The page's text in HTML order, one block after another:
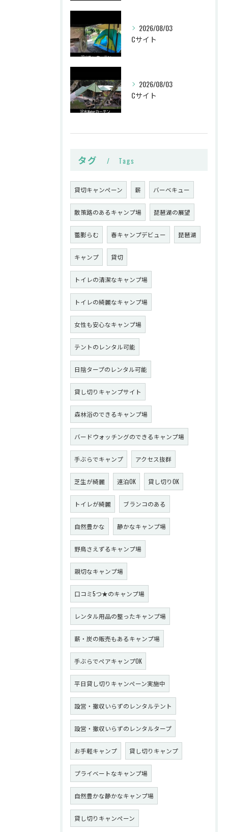
2026/08/03
Cサイト
2026/08/03
Cサイト
タグ Tags
貸切キャンペーン 薪 バーベキュー
散策路のあるキャンプ場 琵琶湖の展望
蕾膨らむ 春キャンプデビュー 琵琶湖
キャンプ 貸切
トイレの清潔なキャンプ場
トイレの綺麗なキャンプ場
女性も安心なキャンプ場
テントのレンタル可能
日陰タープのレンタル可能
貸し切りキャンプサイト
森林浴のできるキャンプ場
バードウォッチングのできるキャンプ場
手ぶらでキャンプ アクセス抜群
芝生が綺麗 連泊OK 貸し切りOK
トイレが綺麗 ブランコのある
自然豊かな 静かなキャンプ場
野鳥さえずるキャンプ場
親切なキャンプ場
口コミ5つ★のキャンプ場
レンタル用品の整ったキャンプ場
薪・炭の販売もあるキャンプ場
手ぶらでペアキャンプOK
平日貸し切りキャンペーン実施中
設営・撤収いらずのレンタルテント
設営・撤収いらずのレンタルタープ
お手軽キャンプ 貸し切りキャンプ
プライベートなキャンプ場
自然豊かな静かなキャンプ場
貸し切りキャンペーン